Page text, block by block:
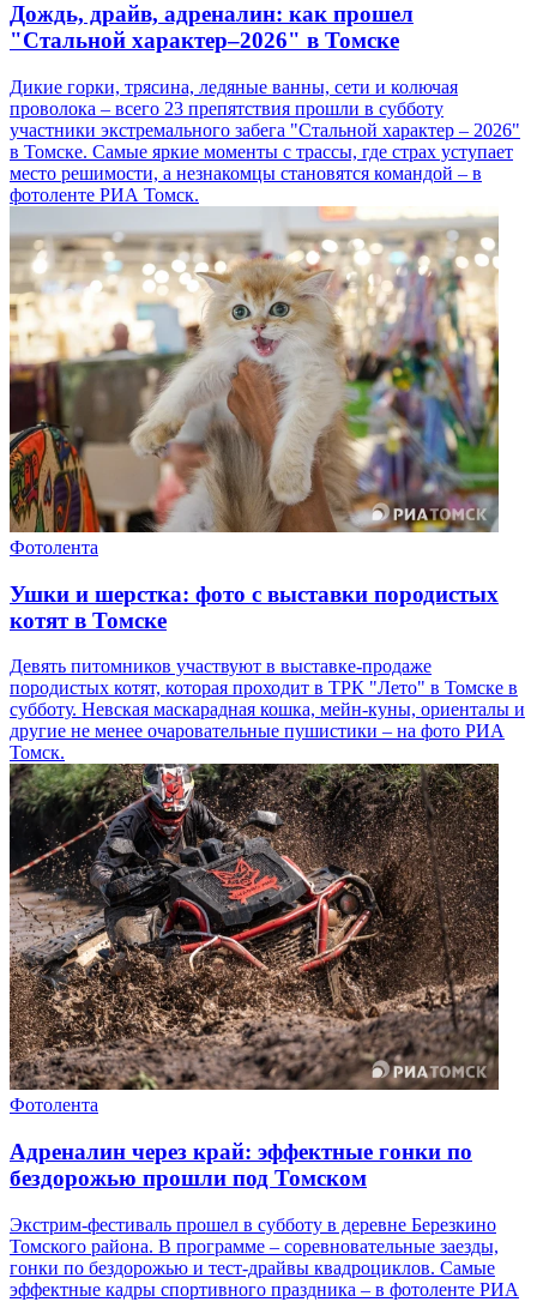
Дождь, драйв, адреналин: как прошел
"Стальной характер–2026" в Томске
Дикие горки, трясина, ледяные ванны, сети и колючая
проволока – всего 23 препятствия прошли в субботу
участники экстремального забега "Стальной характер – 2026"
в Томске. Самые яркие моменты с трассы, где страх уступает
место решимости, а незнакомцы становятся командой – в
фотоленте РИА Томск.
Фотолента
Ушки и шерстка: фото с выставки породистых
котят в Томске
Девять питомников участвуют в выставке-продаже
породистых котят, которая проходит в ТРК "Лето" в Томске в
субботу. Невская маскарадная кошка, мейн-куны, ориенталы и
другие не менее очаровательные пушистики – на фото РИА
Томск.
Фотолента
Адреналин через край: эффектные гонки по
бездорожью прошли под Томском
Экстрим-фестиваль прошел в субботу в деревне Березкино
Томского района. В программе – соревновательные заезды,
гонки по бездорожью и тест-драйвы квадроциклов. Самые
эффектные кадры спортивного праздника – в фотоленте РИА